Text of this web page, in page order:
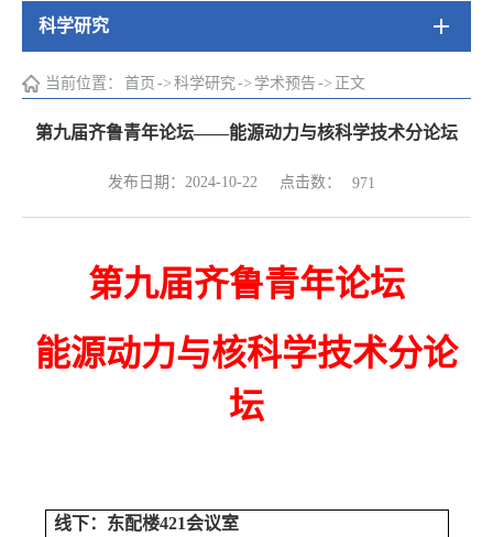
科学研究
当前位置： 首页 -> 科学研究-> 学术预告 -> 正文
第九届齐鲁青年论坛——能源动力与核科学技术分论坛
发布日期：2024-10-22 点击数： 971
第九届齐鲁青年论坛
能源动力与核科学技术分论
坛
线下：东配楼421会议室